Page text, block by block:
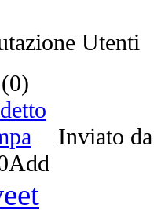
Utenti
(0)
Inviato
Add